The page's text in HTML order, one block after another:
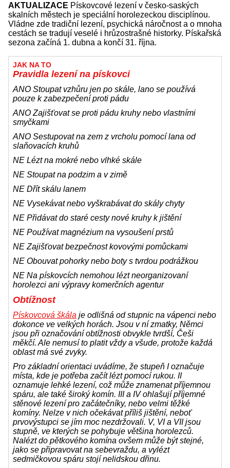
AKTUALIZACE Pískovcové lezení v česko-saských
skalních městech je speciální horolezeckou disciplínou.
Vládne zde tradiční lezení, psychická náročnost a o mnoha
cestách se tradují veselé i hrůzostrašné historky. Pískařská
sezona začíná 1. dubna a končí 31. října.
JAK NA TO
Pravidla lezení na pískovci
ANO Stoupat vzhůru jen po skále, lano se používá
pouze k zabezpečení proti pádu
ANO Zajišťovat se proti pádu kruhy nebo vlastními
smyčkami
ANO Sestupovat na zem z vrcholu pomocí lana od
slaňovacích kruhů
NE Lézt na mokré nebo vlhké skále
NE Stoupat na podzim a v zimě
NE Dřít skálu lanem
NE Vysekávat nebo vyškrabávat do skály chyty
NE Přidávat do staré cesty nové kruhy k jištění
NE Používat magnézium na vysoušení prstů
NE Zajišťovat bezpečnost kovovými pomůckami
NE Obouvat pohorky nebo boty s tvrdou podrážkou
NE Na pískovcích nemohou lézt neorganizovaní
horolezci ani výpravy komerčních agentur
Obtížnost
Pískovcová škála je odlišná od stupnic na vápenci nebo
dokonce ve velkých horách. Jsou v ní zmatky, Němci
jsou při označování obtížnosti obvykle tvrdší, Češi
měkčí. Ale nemusí to platit vždy a všude, protože každá
oblast má své zvyky.
Pro základní orientaci uvádíme, že stupeň I označuje
místa, kde je potřeba začít lézt pomocí rukou. II
oznamuje lehké lezení, což může znamenat příjemnou
spáru, ale také široký komín. III a IV ohlašují příjemné
stěnové lezení pro začátečníky, nebo velmi těžké
komíny. Nelze v nich očekávat příliš jištění, neboť
prvovýstupci se jím moc nezdržovali. V, VI a VII jsou
stupně, ve kterých se pohybuje většina horolezců.
Nalézt do pětkového komína ovšem může být stejné,
jako se připravovat na sebevraždu, a vylézt
sedmičkovou spáru stojí nelidskou dřinu.